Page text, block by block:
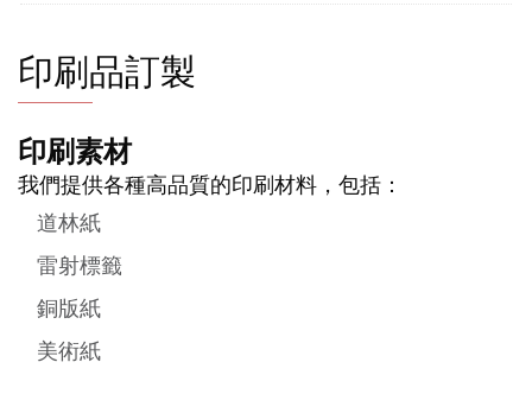
印刷品訂製
印刷素材
我們提供各種高品質的印刷材料，包括：
道林紙
雷射標籤
銅版紙
美術紙